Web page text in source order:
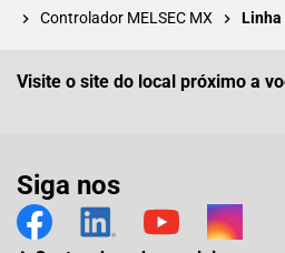
Controlador MELSEC MX
Linha
Visite o site do local próximo a
Siga nos